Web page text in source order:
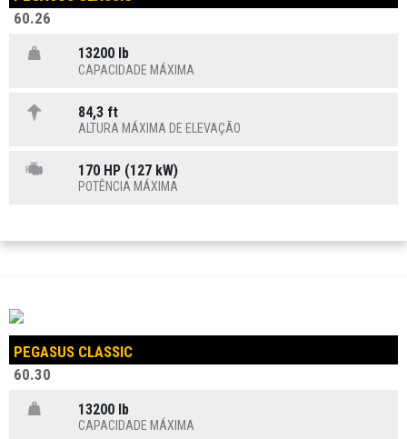
60.26
13200 lb
CAPACIDADE MÁXIMA
84,3 ft
ALTURA MÁXIMA DE ELEVAÇÃO
170 HP (127 kW)
POTÊNCIA MÁXIMA
PEGASUS CLASSIC
60.30
13200 lb
CAPACIDADE MÁXIMA